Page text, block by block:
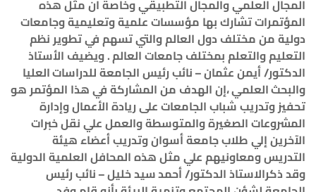
المجالالعلميوالمجالالتطبيقيوخاصةانمثلهذه
المؤتمراتتشاركبها مؤسساتعلميةوتعليميةوجامعات
دوليةمنمختلف دولالعالموالتيتسهمفيتطويرنظم
التعليموالتعلمبمختلفجامعاتالعالم.ويضيف الأستاذ
الدكتور/أيمنعثمان–نائبرئيسالجامعةللدراسات العليا
والبحث العلمي ،إنالهدف منالمشاركةفيهذا المؤتمرهو
تحفيزوتدريبشبابالجامعاتعلىريادةالأعمالوإدارة
المشروعاتالصغيرةوالمتوسطةوالعملعلينقلخبرات
الآخرينإليطلابجامعةأسوانوتدريبأعضاءهيئة
التدريسومعاونيهمعليمثلهذهالمحافلالعلميةالدولية
وقدذكرالاستاذالدكتور/أحمد سيدخليل–نائبرئيس